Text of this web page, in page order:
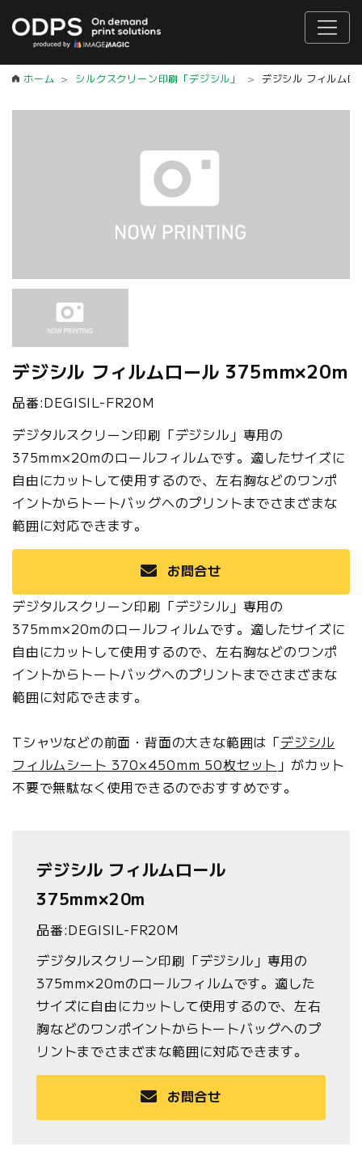
ホーム シルクスクリーン印刷「デジシル」 デジシル フィルム
デジシル フィルムロール 375mm×20m
品番:DEGISIL-FR20M
デジタルスクリーン印刷「デジシル」専用の
375mm×20mのロールフィルムです。適したサイズに
自由にカットして使用するので、左右胸などのワンポ
イントからトートバッグへのプリントまでさまざまな
範囲に対応できます。
お問合せ
デジタルスクリーン印刷「デジシル」専用の
375mm×20mのロールフィルムです。適したサイズに
自由にカットして使用するので、左右胸などのワンポ
イントからトートバッグへのプリントまでさまざまな
範囲に対応できます。
Tシャツなどの前面・背面の大きな範囲は「デジシル
フィルムシート 370×450mm 50枚セット 」がカット
不要で無駄なく使用できるのでおすすめです。
デジシル フィルムロール
375mm×20m
品番:DEGISIL-FR20M
デジタルスクリーン印刷「デジシル」専用の
375mm×20mのロールフィルムです。適した
サイズに自由にカットして使用するので、左右
胸などのワンポイントからトートバッグへのプ
リントまでさまざまな範囲に対応できます。
お問合せ